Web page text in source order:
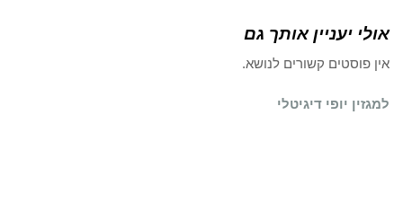
אולי יעניין אותך גם
אין פוסטים קשורים לנושא.
למגזין יופי דיגיטלי